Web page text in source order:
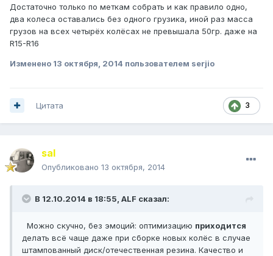
Достаточно только по меткам собрать и как правило одно,
два колеса оставались без одного грузика, иной раз масса
грузов на всех четырёх колёсах не превышала 50гр. даже на
R15-R16
Изменено 13 октября, 2014 пользователем serjio
3
Цитата
saI
Опубликовано 13 октября, 2014
В 12.10.2014 в 18:55, ALF сказал:
Можно скучно, без эмоций: оптимизацию приходится
делать всё чаще даже при сборке новых колёс в случае
штампованный диск/отечественная резина. Качество и